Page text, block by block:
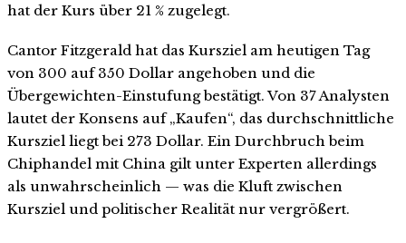
hat der Kurs über 21 % zugelegt.
Cantor Fitzgerald hat das Kursziel am heutigen Tag
von 300 auf 350 Dollar angehoben und die
Übergewichten-Einstufung bestätigt. Von 37 Analysten
lautet der Konsens auf „Kaufen“, das durchschnittliche
Kursziel liegt bei 273 Dollar. Ein Durchbruch beim
Chiphandel mit China gilt unter Experten allerdings
als unwahrscheinlich — was die Kluft zwischen
Kursziel und politischer Realität nur vergrößert.